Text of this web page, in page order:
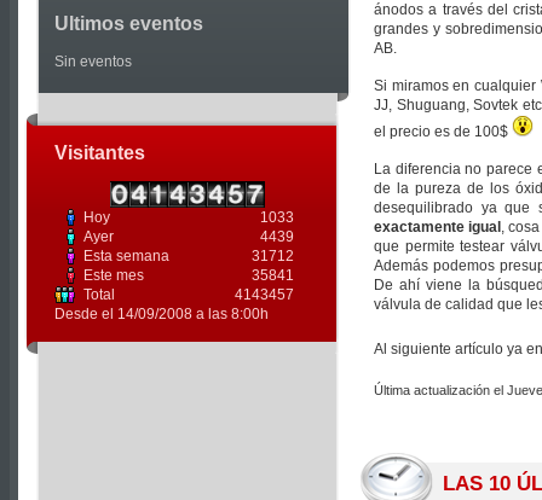
Ultimos eventos
Sin eventos
Visitantes
Hoy
1033
Ayer
4439
Esta semana
31712
Este mes
35841
Total
4143457
Desde el 14/09/2008 a las 8:00h
ánodos a través del
grandes y
AB.
Si miramos en cualquier
JJ, Shuguang, Sovtek
el precio es de 100$
La diferencia no parece
de la pureza de los
desequilibrado ya
exactamente igual ,
que permite testear
Además podemos
De ahí viene la
válvula de calidad que
Al siguiente artículo ya
Última actualización el
LAS 10